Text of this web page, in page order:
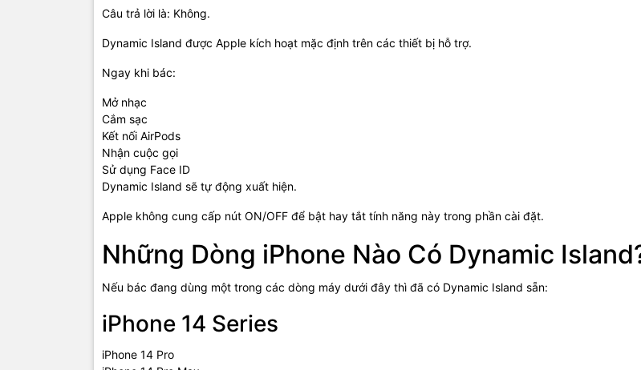
Câu trả lời là: Không.
Dynamic Island được Apple kích hoạt mặc định trên các thiết bị hỗ trợ.
Ngay khi bác:
Mở nhạc
Cắm sạc
Kết nối AirPods
Nhận cuộc gọi
Sử dụng Face ID
Dynamic Island sẽ tự động xuất hiện.
Apple không cung cấp nút ON/OFF để bật hay tắt tính năng này trong phần cài đặt.
Những Dòng iPhone Nào Có Dynamic
Nếu bác đang dùng một trong các dòng máy dưới đây thì đã có Dynamic Island sẵn:
iPhone 14 Series
iPhone 14 Pro